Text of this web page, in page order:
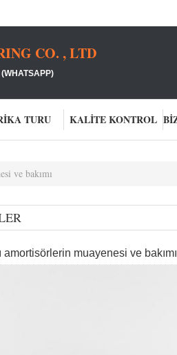
CO. , LTD
TURU KALITE KONTROL
ve bakımı
amortisörlerin muayenesi ve bakımı